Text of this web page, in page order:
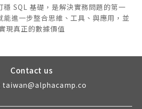
穩 SQL 基礎，是解決實務問題的第一
能進一步整合思維、工具、與應用，並
現真正的數據價值
Contact us
taiwan@alphacamp.co